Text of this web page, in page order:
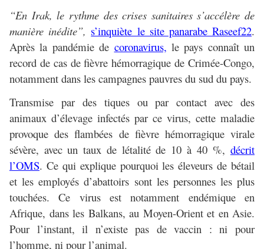
“En Irak, le rythme des crises sanitaires s’accélère de
manière inédite”, s’inquiète le site panarabe Raseef22.
Après la pandémie de coronavirus, le pays connaît un
record de cas de fièvre hémorragique de Crimée-Congo,
notamment dans les campagnes pauvres du sud du pays.
Transmise par des tiques ou par contact avec des
animaux d’élevage infectés par ce virus, cette maladie
provoque des flambées de fièvre hémorragique virale
sévère, avec un taux de létalité de 10 à 40 %, décrit
l’OMS. Ce qui explique pourquoi les éleveurs de bétail
et les employés d’abattoirs sont les personnes les plus
touchées. Ce virus est notamment endémique en
Afrique, dans les Balkans, au Moyen-Orient et en Asie.
Pour l’instant, il n’existe pas de vaccin : ni pour
l’homme, ni pour l’animal.